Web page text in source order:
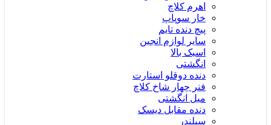
اهرم کلاچ
خار سوپاپ
پیچ دنده تایم
سایر لوازم انجین
اسبک بالا
انگشتی
دنده دوقلو استارت
فنر چهار شاخ کلاچ
میل انگشتی
دنده مقابل دیسک
سیلندر